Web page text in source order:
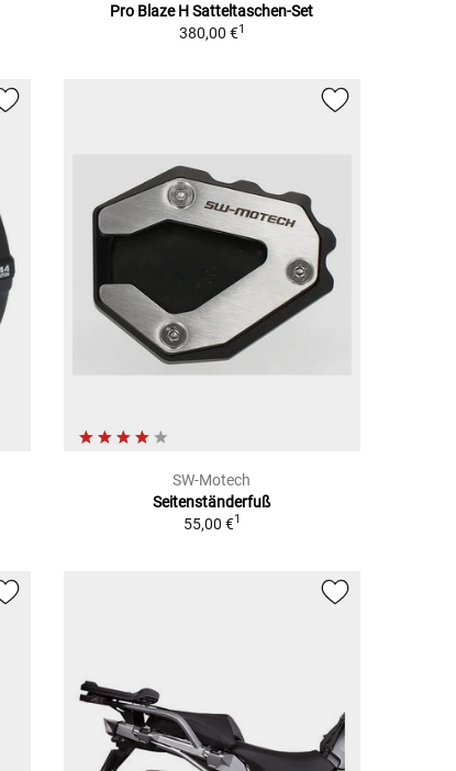
Pro Blaze H Satteltaschen-Set
380,00 €1
SW-Motech
Seitenständerfuß
55,00 €1